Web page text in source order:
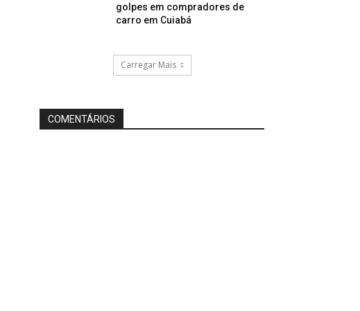
golpes em compradores de
carro em Cuiabá
Carregar Mais
COMENTÁRIOS